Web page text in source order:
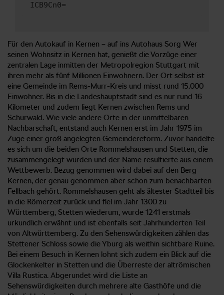
ICB9Cn0=
Für den Autokauf in Kernen – auf ins Autohaus Sorg Wer
seinen Wohnsitz in Kernen hat, genießt die Vorzüge einer
zentralen Lage inmitten der Metropolregion Stuttgart mit
ihren mehr als fünf Millionen Einwohnern. Der Ort selbst ist
eine Gemeinde im Rems-Murr-Kreis und misst rund 15.000
Einwohner. Bis in die Landeshauptstadt sind es nur rund 16
Kilometer und zudem liegt Kernen zwischen Rems und
Schurwald. Wie viele andere Orte in der unmittelbaren
Nachbarschaft, entstand auch Kernen erst im Jahr 1975 im
Zuge einer groß angelegten Gemeindereform. Zuvor handelte
es sich um die beiden Orte Rommelshausen und Stetten, die
zusammengelegt wurden und der Name resultierte aus einem
Wettbewerb. Bezug genommen wird dabei auf den Berg
Kernen, der genau genommen aber schon zum benachbarten
Fellbach gehört. Rommelshausen geht als ältester Stadtteil bis
in die Römerzeit zurück und fiel im Jahr 1300 zu
Württemberg, Stetten wiederum, wurde 1241 erstmals
urkundlich erwähnt und ist ebenfalls seit Jahrhunderten Teil
von Altwürttemberg. Zu den Sehenswürdigkeiten zählen das
Stettener Schloss sowie die Yburg als weithin sichtbare Ruine.
Bei einem Besuch in Kernen lohnt sich zudem ein Blick auf die
Glockenkelter in Stetten und die Überreste der altrömischen
Villa Rustica. Abgerundet wird die Liste an
Sehenswürdigkeiten durch mehrere alte Gasthöfe und die